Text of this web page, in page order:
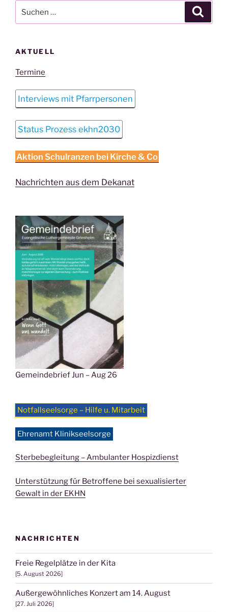
nach:
AKTUELL
Termine
Interviews mit Pfarrpersonen
Status Prozess ekhn2030
Aktion Schulranzen bei Kirche & Co
Nachrichten aus dem Dekanat
Gemeindebrief Jun – Aug 26
Notfallseelsorge – Hilfe u. Mitarbeit
Ehrenamt Klinikseelsorge
Sterbebegleitung – Ambulanter Hospizdienst
Unterstützung für Betroffene bei sexualisierter
Gewalt in der EKHN
NACHRICHTEN
Freie Regelplätze in der Kita
5. August 2026
Außergewöhnliches Konzert am 14. August
27. Juli 2026